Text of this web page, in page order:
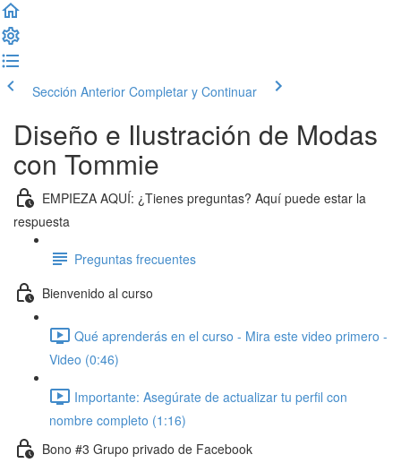
Sección Anterior Completar y Continuar
Diseño e Ilustración de Modas
con Tommie
EMPIEZA AQUÍ: ¿Tienes preguntas? Aquí puede estar la
respuesta
Preguntas frecuentes
Bienvenido al curso
Qué aprenderás en el curso - Mira este video primero -
Video (0:46)
Importante: Asegúrate de actualizar tu perfil con
nombre completo (1:16)
Bono #3 Grupo privado de Facebook